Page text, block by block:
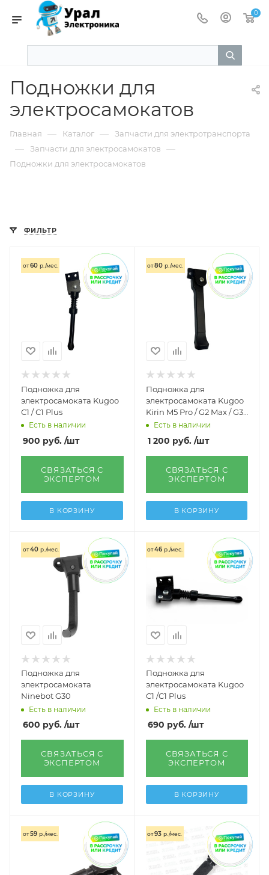
0
Подножки для
электросамокатов
Главная — Каталог — Запчасти для электротранспорта
— Запчасти для электросамокатов —
Подножки для электросамокатов
ФИЛЬТР
от60 р./мес.
Подножка для
электросамоката Kugoo
С1 / С1 Plus
Есть в наличии
900 руб. /шт
СВЯЗАТЬСЯ С
ЭКСПЕРТОМ
В КОРЗИНУ
от80 р./мес.
Подножка для
электросамоката Kugoo
Kirin M5 Pro / G2 Max / G3
ProЕсть в наличии
1 200 руб. /шт
СВЯЗАТЬСЯ С
ЭКСПЕРТОМ
В КОРЗИНУ
от40 р./мес.
Подножка для
электросамоката
Ninebot G30
Есть в наличии
600 руб. /шт
СВЯЗАТЬСЯ С
ЭКСПЕРТОМ
В КОРЗИНУ
от46 р./мес.
Подножка для
электросамоката Kugoo
C1 /C1 Plus
Есть в наличии
690 руб. /шт
СВЯЗАТЬСЯ С
ЭКСПЕРТОМ
В КОРЗИНУ
от59 р./мес. от93 р./мес.